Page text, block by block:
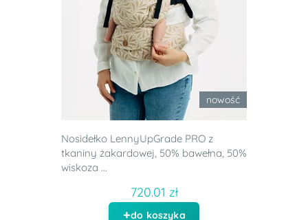
nowość
Nosidełko LennyUpGrade PRO z
tkaniny żakardowej, 50% bawełna, 50%
wiskoza ...
720.01 zł
do koszyka